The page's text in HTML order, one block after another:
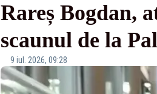
Rareș Bogdan,
scaunul de la
9 iul. 2026, 09:28